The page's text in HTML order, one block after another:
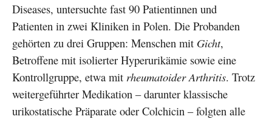
Diseases, untersuchte fast 90 Patientinnen und
Patienten in zwei Kliniken in Polen. Die Probanden
gehörten zu drei Gruppen: Menschen mit Gicht,
Betroffene mit isolierter Hyperurikämie sowie eine
Kontrollgruppe, etwa mit rheumatoider Arthritis. Trotz
weitergeführter Medikation – darunter klassische
urikostatische Präparate oder Colchicin – folgten alle